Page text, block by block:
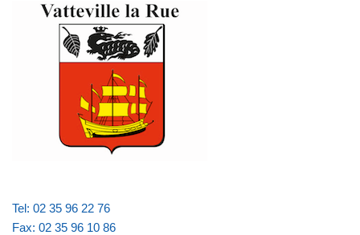
Tel: 02 35 96 22 76
Fax: 02 35 96 10 86